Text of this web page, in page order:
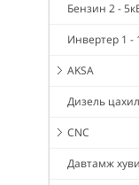
Бензин 2 -
Инвертер 1 -
AKSA
Дизель
CNC
Давтамж